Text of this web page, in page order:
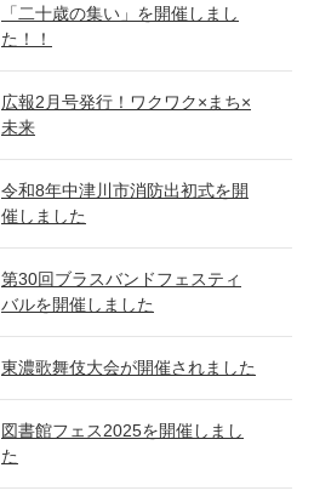
「二十歳の集い」を開催しまし
た！！
広報2月号発行！ワクワク×まち×
未来
令和8年中津川市消防出初式を開
催しました
第30回ブラスバンドフェスティ
バルを開催しました
東濃歌舞伎大会が開催されました
図書館フェス2025を開催しまし
た